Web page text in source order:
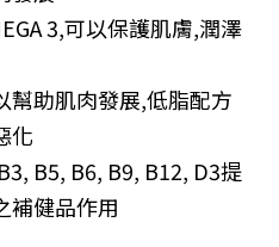
3,可以保護肌膚,潤澤
幫助肌肉發展,低脂配方
化
B5, B6, B9, B12, D3提
補健品作用